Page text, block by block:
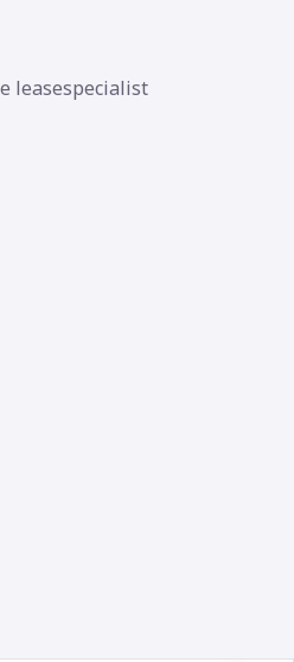
leasespecialist